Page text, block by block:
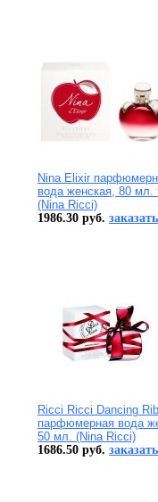
Nina Elixir
вода женская, 80 мл.
(Nina Ricci)
1986.30 руб. заказать
Ricci Ricci Dancing
парфюмерная вода
50 мл. (Nina Ricci)
1686.50 руб. заказать